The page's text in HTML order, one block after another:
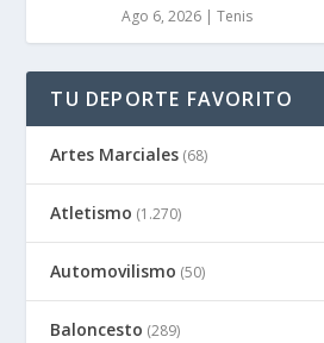
Ago 6, 2026 |Tenis
TU DEPORTE FAVORITO
Artes Marciales (68)
Atletismo (1.270)
Automovilismo (50)
Baloncesto (289)